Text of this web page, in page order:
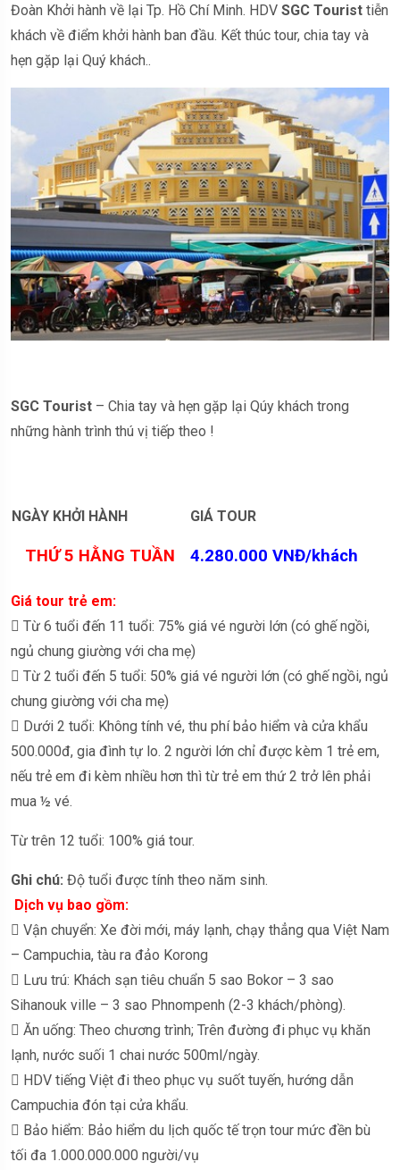
Đoàn Khởi hành về lại Tp. Hồ Chí Minh. HDV SGC Tourist tiễn
khách về điểm khởi hành ban đầu. Kết thúc tour, chia tay và
hẹn gặp lại Quý khách..
SGC Tourist – Chia tay và hẹn gặp lại Qúy khách trong
những hành trình thú vị tiếp theo !
NGÀY KHỞI HÀNH GIÁ TOUR
THỨ 5 HẰNG TUẦN 4.280.000 VNĐ/khách
Giá tour trẻ em:
 Từ 6 tuổi đến 11 tuổi: 75% giá vé người lớn (có ghế ngồi,
ngủ chung giường với cha mẹ)
 Từ 2 tuổi đến 5 tuổi: 50% giá vé người lớn (có ghế ngồi, ngủ
chung giường với cha mẹ)
 Dưới 2 tuổi: Không tính vé, thu phí bảo hiểm và cửa khẩu
500.000đ, gia đình tự lo. 2 người lớn chỉ được kèm 1 trẻ em,
nếu trẻ em đi kèm nhiều hơn thì từ trẻ em thứ 2 trở lên phải
mua ½ vé.
Từ trên 12 tuổi: 100% giá tour.
Ghi chú: Độ tuổi được tính theo năm sinh.
Dịch vụ bao gồm:
 Vận chuyển: Xe đời mới, máy lạnh, chạy thẳng qua Việt Nam
– Campuchia, tàu ra đảo Korong
 Lưu trú: Khách sạn tiêu chuẩn 5 sao Bokor – 3 sao
Sihanouk ville – 3 sao Phnompenh (2-3 khách/phòng).
 Ăn uống: Theo chương trình; Trên đường đi phục vụ khăn
lạnh, nước suối 1 chai nước 500ml/ngày.
 HDV tiếng Việt đi theo phục vụ suốt tuyến, hướng dẫn
Campuchia đón tại cửa khẩu.
 Bảo hiểm: Bảo hiểm du lịch quốc tế trọn tour mức đền bù
tối đa 1.000.000.000 người/vụ